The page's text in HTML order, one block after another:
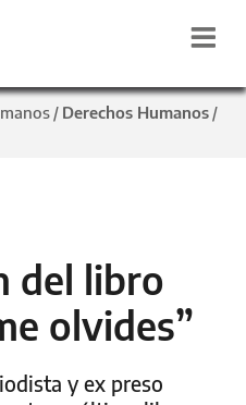
/ Derechos Humanos /
del libro
olvides”
y ex preso